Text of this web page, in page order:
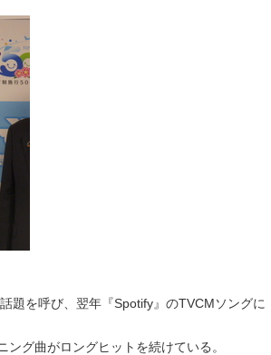
を呼び、翌年『Spotify』のTVCMソングに
グ曲がロングヒットを続けている。